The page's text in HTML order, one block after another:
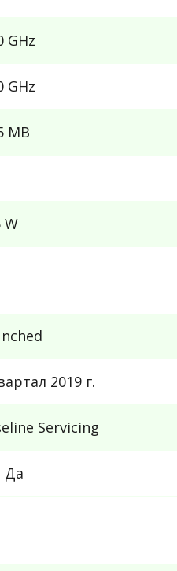
GHz
GHz
MB
W
2019 г.
Servicing
Да